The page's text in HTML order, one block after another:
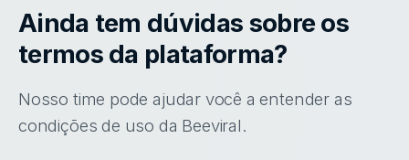
Ainda tem dúvidas sobre os
termos da plataforma?
Nosso time pode ajudar você a entender as
condições de uso da Beeviral.